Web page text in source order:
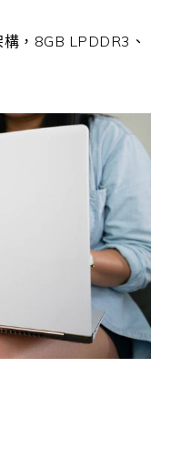
，8GB LPDDR3、